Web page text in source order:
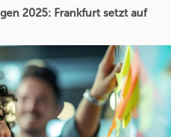
2025: Frankfurt setzt auf